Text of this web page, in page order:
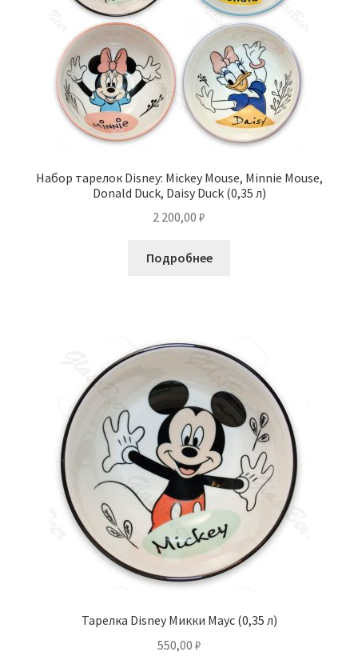
Набор тарелок Disney: Mickey Mouse, Minnie Mouse,
Donald Duck, Daisy Duck (0,35 л)
2 200,00 ₽
Подробнее
Тарелка Disney Микки Маус (0,35 л)
550,00 ₽